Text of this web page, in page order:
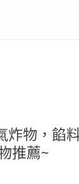
炸物，餡
推薦~